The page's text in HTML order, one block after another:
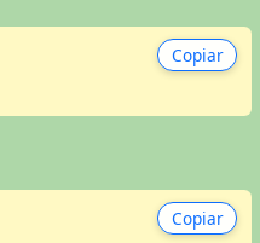
Copiar
Copiar